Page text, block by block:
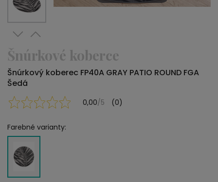
Šnúrkové koberce
Šnúrkový koberec FP40A GRAY PATIO ROUND FGA
Šedá
0,00/5 (0)
Farebné varianty: